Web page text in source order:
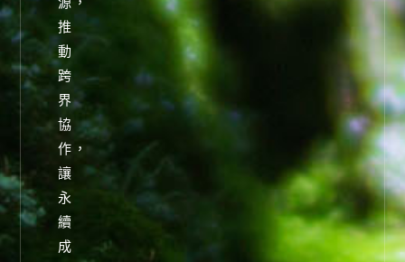
推
動
跨
界
協
作，
讓
永
續
成